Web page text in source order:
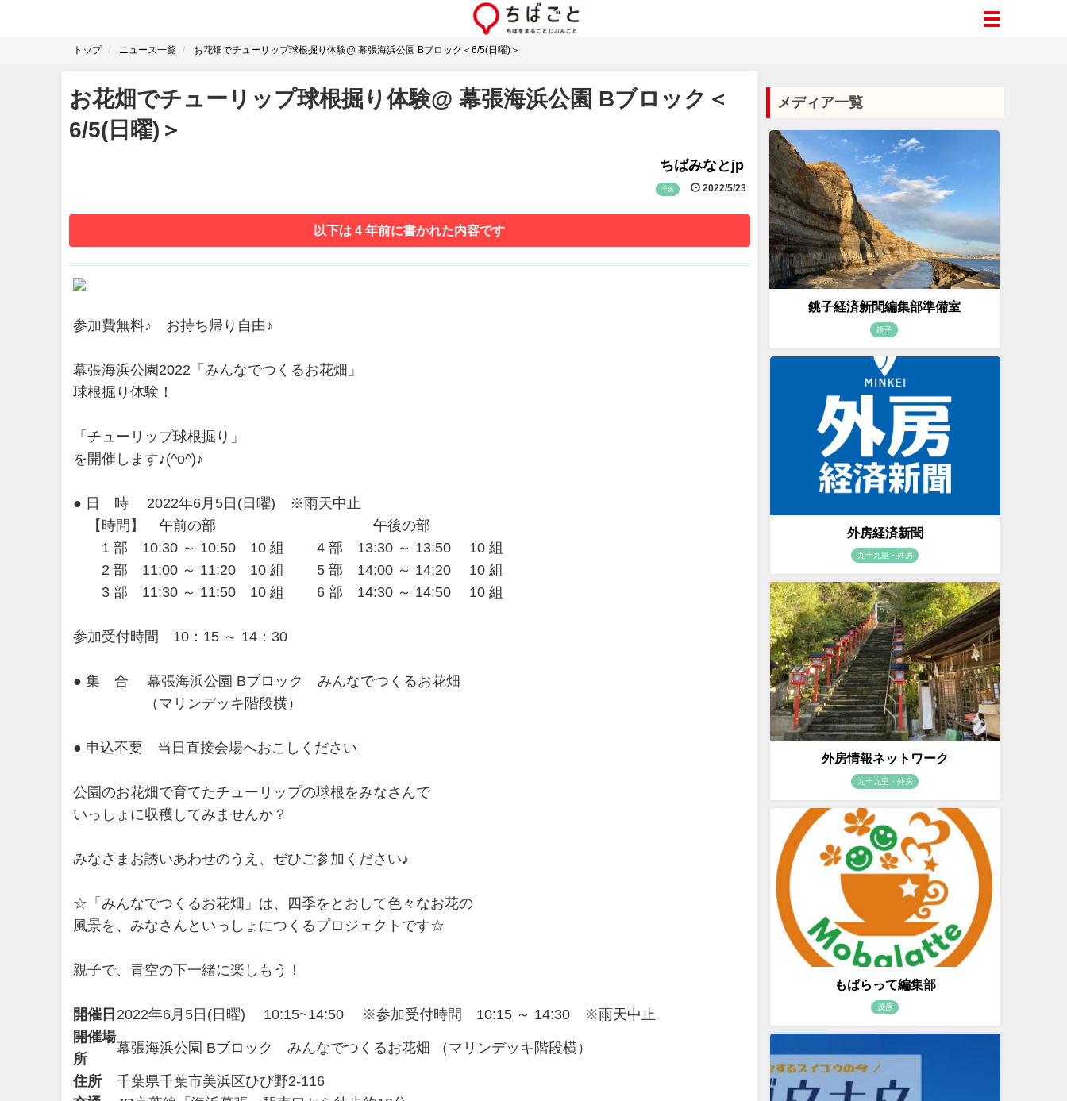
トップ ニュース一覧 お花畑でチューリップ球根掘り体験@ 幕張海浜公園 Bブロック＜6/5(日曜)＞
お花畑でチューリップ球根掘り体験@ 幕張海浜公園 Bブロック＜
6/5(日曜)＞
ちばみなとjp
千葉 2022/5/23
以下は 4 年前に書かれた内容です
参加費無料♪ お持ち帰り自由♪
幕張海浜公園2022「みんなでつくるお花畑」
球根掘り体験！
「チューリップ球根掘り」
を開催します♪(^o^)♪
● 日 時 2022年6月5日(日曜) ※雨天中止
【時間】 午前の部 午後の部
1 部 10:30 ～ 10:50 10 組 4 部 13:30 ～ 13:50 10 組
2 部 11:00 ～ 11:20 10 組 5 部 14:00 ～ 14:20 10 組
3 部 11:30 ～ 11:50 10 組 6 部 14:30 ～ 14:50 10 組
参加受付時間 10：15 ～ 14：30
● 集 合 幕張海浜公園 Bブロック みんなでつくるお花畑
（マリンデッキ階段横）
● 申込不要 当日直接会場へおこしください
公園のお花畑で育てたチューリップの球根をみなさんで
いっしょに収穫してみませんか？
みなさまお誘いあわせのうえ、ぜひご参加ください♪
☆「みんなでつくるお花畑」は、四季をとおして色々なお花の
風景を、みなさんといっしょにつくるプロジェクトです☆
親子で、青空の下一緒に楽しもう！
開催日 2022年6月5日(日曜) 10:15~14:50 ※参加受付時間 10:15 ～ 14:30 ※雨天中止
開催場
所
幕張海浜公園 Bブロック みんなでつくるお花畑 （マリンデッキ階段横）
住所
千葉県千葉市美浜区ひび野2-116
メディア一覧
銚子経済新聞編集部準備室
銚子
外房経済新聞
九十九里・外房
外房情報ネットワーク
九十九里・外房
もばらって編集部
茂原